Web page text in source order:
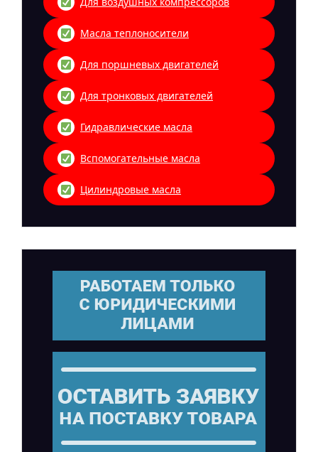
Масла теплоносители
Для поршневых двигателей
Для тронковых двигателей
Гидравлические масла
Вспомогательные масла
Цилиндровые масла